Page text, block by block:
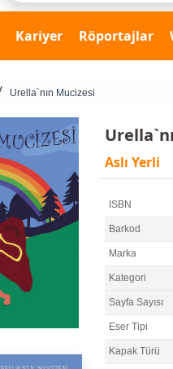
Kariyer Röportajlar
Urella`nın Mucizesi
Aslı Yerli
ISBN
Barkod
Marka
Kategori
Sayfa Sayısı
Eser Tipi
Kapak Türü